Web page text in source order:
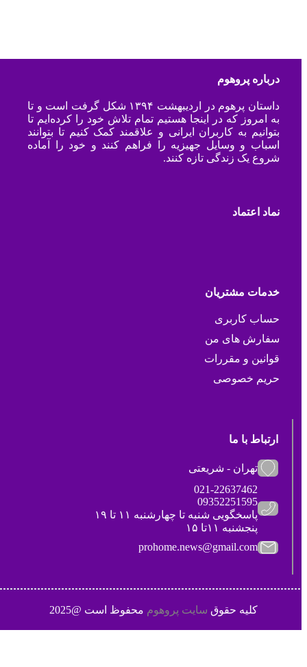
درباره پروهوم
داستان پرهوم در اردیبهشت ۱۳۹۴ شکل گرفت است و تا
به امروز که در اینجا هستیم تمام تلاش خود را کرده‌ایم تا
بتوانیم به کاربران ایرانی و علاقمند کمک کنیم تا بتوانند
اسباب و وسایل جهیزیه را فراهم کنند و خود را آماده
شروع یک زندگی تازه کنند.
نماد اعتماد
خدمات مشتریان
حساب کاربری
سفارش های من
قوانین و مقررات
حریم خصوصی
ارتباط با ما
تهران - شریعتی
021-22637462
09352251595
پاسخگویی شنبه تا چهارشنبه ۱۱ تا ۱۹
پنجشنبه ۱۱تا ۱۵
prohome.news@gmail.com
کلیه حقوقسایت پروهوممحفوظ است @2025